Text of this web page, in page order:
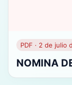
PDF · 2 de julio
NOMINA